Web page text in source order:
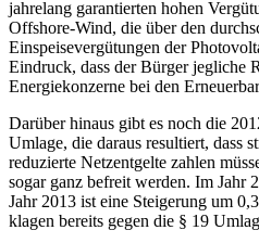
jahrelang garantierten hohen
Offshore-Wind, die über den
Einspeisevergütungen der
Eindruck, dass der Bürger jegliche
Energiekonzerne bei den
Darüber hinaus gibt es noch die
Umlage, die daraus resultiert, dass
reduzierte Netzentgelte zahlen
sogar ganz befreit werden. Im Jahr
Jahr 2013 ist eine Steigerung um
klagen bereits gegen die § 19